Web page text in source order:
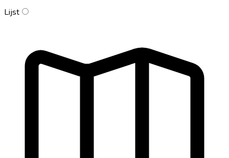
Lijst